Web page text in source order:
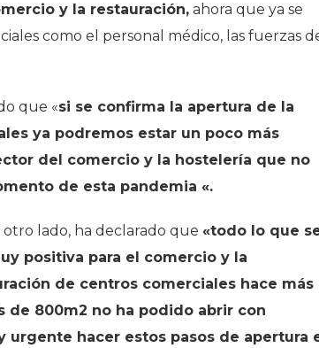
y la restauración, ahora que ya se
como el personal médico, las fuerzas
que «si se confirma la apertura de la
ya podremos estar un poco más
del comercio y la hostelería que no
de esta pandemia «.
otro lado, ha declarado que «todo lo que
positiva para el comercio y la
de centros comerciales hace más
de 800m2 no ha podido abrir con
hacer estos pasos de apertura